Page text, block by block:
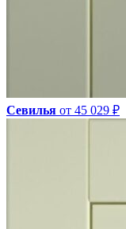
Севилья от 45 029 ₽